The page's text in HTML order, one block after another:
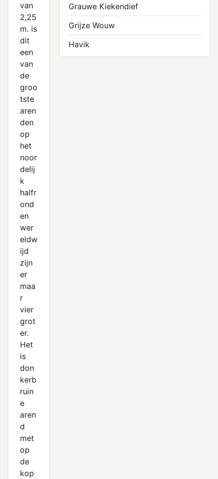
van
2,25
m. is
dit
een
van
de
groo
tste
aren
den
op
het
noor
delij
k
halfr
ond
en
wer
eldw
ijd
zijn
er
maa
r
vier
grot
er.
Het
is
don
kerb
ruin
e
aren
d
met
op
de
kop
Grauwe Kiekendief
Grijze Wouw
Havik